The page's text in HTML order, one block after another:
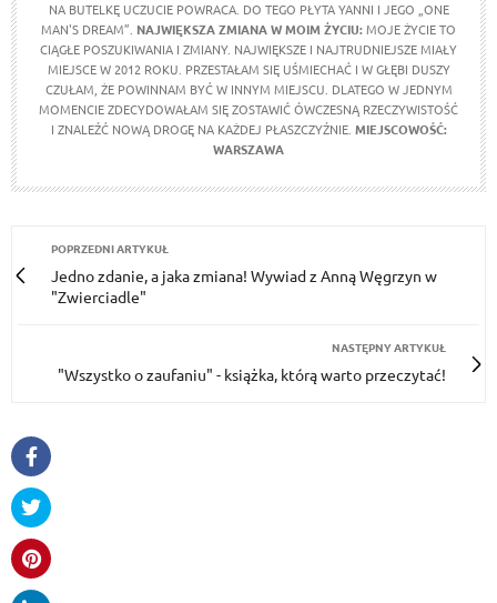
NA BUTELKĘ UCZUCIE POWRACA. DO TEGO PŁYTA YANNI I JEGO „ONE
MAN'S DREAM”. NAJWIĘKSZA ZMIANA W MOIM ŻYCIU:MOJE ŻYCIE TO
CIĄGŁE POSZUKIWANIA I ZMIANY. NAJWIĘKSZE I NAJTRUDNIEJSZE MIAŁY
MIEJSCE W 2012 ROKU. PRZESTAŁAM SIĘ UŚMIECHAĆ I W GŁĘBI DUSZY
CZUŁAM, ŻE POWINNAM BYĆ W INNYM MIEJSCU. DLATEGO W JEDNYM
MOMENCIE ZDECYDOWAŁAM SIĘ ZOSTAWIĆ ÓWCZESNĄ RZECZYWISTOŚĆ
I ZNALEŹĆ NOWĄ DROGĘ NA KAŻDEJ PŁASZCZYŹNIE. MIEJSCOWOŚĆ:
WARSZAWA
POPRZEDNI ARTYKUŁ
Jedno zdanie, a jaka zmiana! Wywiad z Anną Węgrzyn w
"Zwierciadle"
NASTĘPNY ARTYKUŁ
"Wszystko o zaufaniu" - książka, którą warto przeczytać!